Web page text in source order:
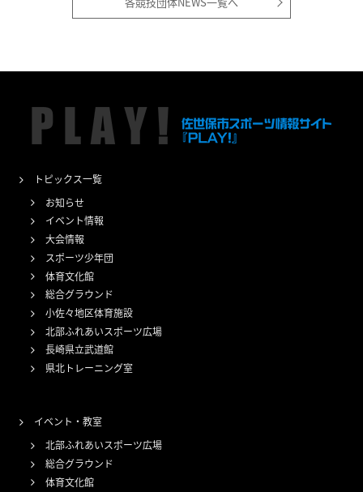
トピックス一覧
お知らせ
イベント情報
大会情報
スポーツ少年団
体育文化館
総合グラウンド
小佐々地区体育施設
北部ふれあいスポーツ広場
長崎県立武道館
県北トレーニング室
イベント・教室
北部ふれあいスポーツ広場
総合グラウンド
体育文化館